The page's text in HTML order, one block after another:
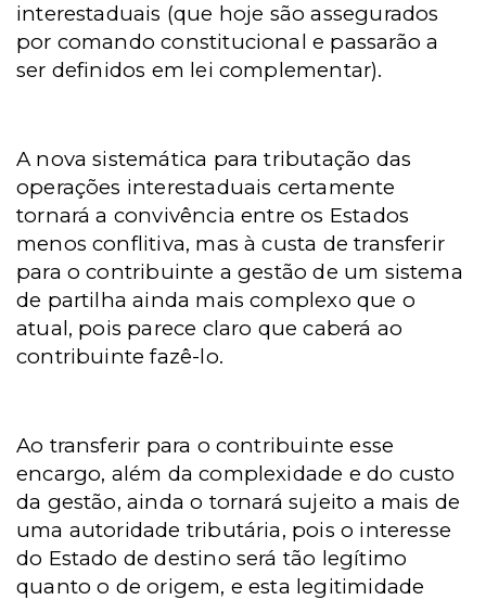
interestaduais (que hoje são assegurados
por comando constitucional e passarão a
ser definidos em lei complementar).
A nova sistemática para tributação das
operações interestaduais certamente
tornará a convivência entre os Estados
menos conflitiva, mas à custa de transferir
para o contribuinte a gestão de um sistema
de partilha ainda mais complexo que o
atual, pois parece claro que caberá ao
contribuinte fazê-lo.
Ao transferir para o contribuinte esse
encargo, além da complexidade e do custo
da gestão, ainda o tornará sujeito a mais de
uma autoridade tributária, pois o interesse
do Estado de destino será tão legítimo
quanto o de origem, e esta legitimidade